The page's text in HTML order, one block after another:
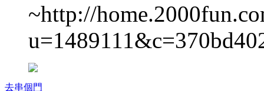
~http://
去串個門